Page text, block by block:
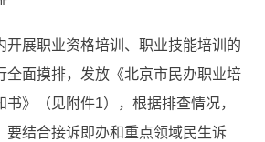
开展职业资格培训、职业技能培训的
全面摸排，发放《北京市民办职业培
》（见附件1），根据排查情况，
要结合接诉即办和重点领域民生诉